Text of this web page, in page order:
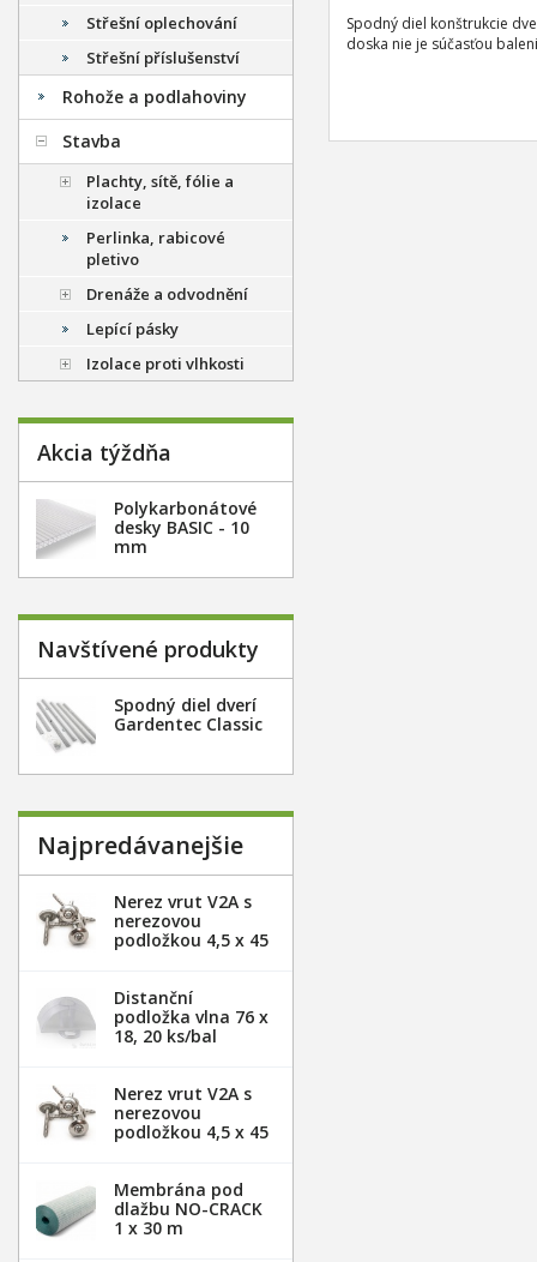
Spodný diel konštrukcie
doska nie je súčasťou
Střešní oplechování
Střešní příslušenství
Rohože a podlahoviny
Stavba
Plachty, sítě, fólie a
izolace
Perlinka, rabicové
pletivo
Drenáže a odvodnění
Lepící pásky
Izolace proti vlhkosti
Akcia týždňa
Polykarbonátové
desky BASIC - 10
mm
Navštívené produkty
Spodný diel dverí
Gardentec Classic
Najpredávanejšie
Nerez vrut V2A s
nerezovou
podložkou 4,5 x 45
Distanční
podložka vlna 76 x
18, 20 ks/bal
Nerez vrut V2A s
nerezovou
podložkou 4,5 x 45
Membrána pod
dlažbu NO-CRACK
1 x 30 m